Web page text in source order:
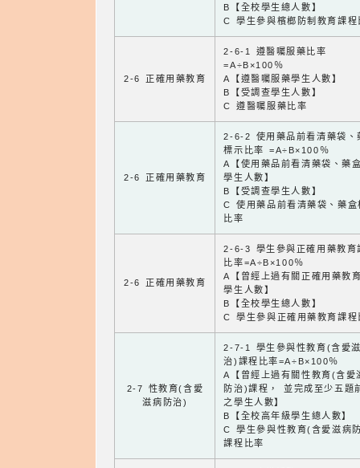
B【全校學生總人數】
C 學生參與檳榔防制教育課程
2-6 正確用藥教育
2-6-1 遵醫囑服藥比率
=A÷B×100％
A【遵醫囑服藥學生人數】
B【受調查學生人數】
C 遵醫囑服藥比率
2-6 正確用藥教育
2-6-2 使用藥品前看清藥袋、
標示比率 =A÷B×100％
A【使用藥品前看清藥袋、藥
學生人數】
B【受調查學生人數】
C 使用藥品前看清藥袋、藥盒
比率
2-6 正確用藥教育
2-6-3 學生參與正確用藥教育
比率=A÷B×100％
A【曾經上過有關正確用藥教
學生人數】
B【全校學生總人數】
C 學生參與正確用藥教育課程
2-7 性教育(含愛
滋病防治)
2-7-1 學生參與性教育(含愛
治)課程比率=A÷B×100％
A【曾經上過有關性教育(含愛
防治)課程， 並完成至少五題
之學生人數】
B【全校高年級學生總人數】
C 學生參與性教育(含愛滋病
課程比率